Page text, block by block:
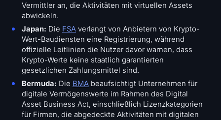
Vermittler an, die Aktivitäten mit virtuellen Assets
abwickeln.
Japan: Die FSA verlangt von Anbietern von Krypto-
Wert-Baudiensten eine Registrierung, während
offizielle Leitlinien die Nutzer davor warnen, dass
Krypto-Werte keine staatlich garantierten
gesetzlichen Zahlungsmittel sind.
Bermuda: Die BMA beaufsichtigt Unternehmen für
digitale Vermögenswerte im Rahmen des Digital
Asset Business Act, einschließlich Lizenzkategorien
für Firmen, die abgedeckte Aktivitäten mit digitalen